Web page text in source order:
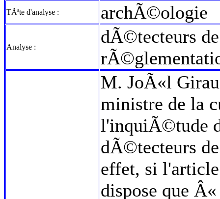
TÃªte d'analyse : archÃ©ologie
Analyse :
dÃ©tecteurs
M. JoÃ«l
ministre de la
l'inquiÃ©tude
dÃ©tecteurs
effet, si
dispose que